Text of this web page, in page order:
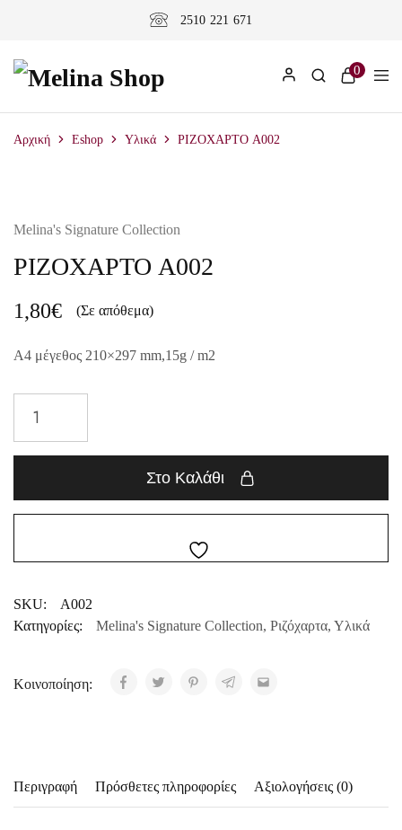
2510 221 671
0
Αρχική Eshop Υλικά ΡΙΖΟΧΑΡΤΟ A002
Melina's Signature Collection
ΡΙΖΟΧΑΡΤΟ A002
1,80€ (Σε απόθεμα)
A4 μέγεθος 210×297 mm,15g / m2
Στο Καλάθι
SKU:
A002
Κατηγορίες:
Melina's Signature Collection, Ριζόχαρτα, Υλικά
Κοινοποίηση:
Περιγραφή Πρόσθετες πληροφορίες Αξιολογήσεις (0)